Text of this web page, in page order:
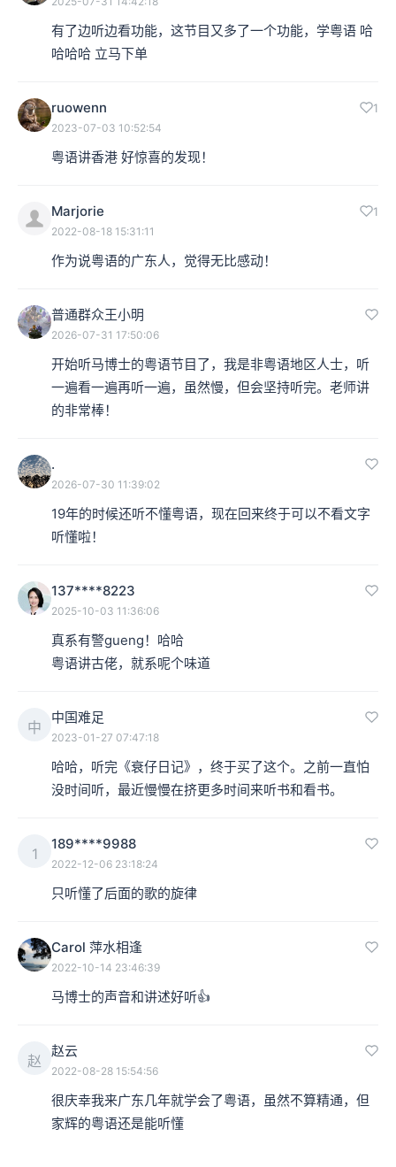
有了边听边看功能，这节目又多了一个功能，学粤语 哈
哈哈哈 立马下单
ruowenn 1
2023-07-03 10:52:54
粤语讲香港 好惊喜的发现！
Marjorie 1
2022-08-18 15:31:11
作为说粤语的广东人，觉得无比感动！
普通群众王小明
2026-07-31 17:50:06
开始听马博士的粤语节目了，我是非粤语地区人士，听
一遍看一遍再听一遍，虽然慢，但会坚持听完。老师讲
的非常棒！
.
2026-07-30 11:39:02
19年的时候还听不懂粤语，现在回来终于可以不看文字
听懂啦！
137****8223
2025-10-03 11:36:06
真系有警gueng！哈哈
粤语讲古佬，就系呢个味道
中
中国难足
2023-01-27 07:47:18
哈哈，听完《衰仔日记》，终于买了这个。之前一直怕
没时间听，最近慢慢在挤更多时间来听书和看书。
1
189****9988
2022-12-06 23:18:24
只听懂了后面的歌的旋律
Carol 萍水相逢
2022-10-14 23:46:39
马博士的声音和讲述好听👍
赵
赵云
2022-08-28 15:54:56
很庆幸我来广东几年就学会了粤语，虽然不算精通，但
家辉的粤语还是能听懂